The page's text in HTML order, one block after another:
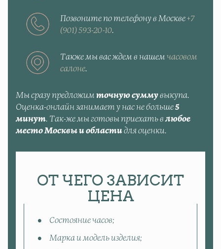
Позвоните по телефону в Москве+7
(901) 593-20-10.
Также мы вас ждем в нашем часовом
салоне.
Мы сразу предложим точную суммувыкупа.
Оценка-онлайн занимает у нас не больше5
минут. Так-же мы готовы приехать влюбое
место Москвы и областидля оценки.
ОТ ЧЕГО ЗАВИСИТ
ЦЕНА
Состояние часов;
Марка и модель изделия;